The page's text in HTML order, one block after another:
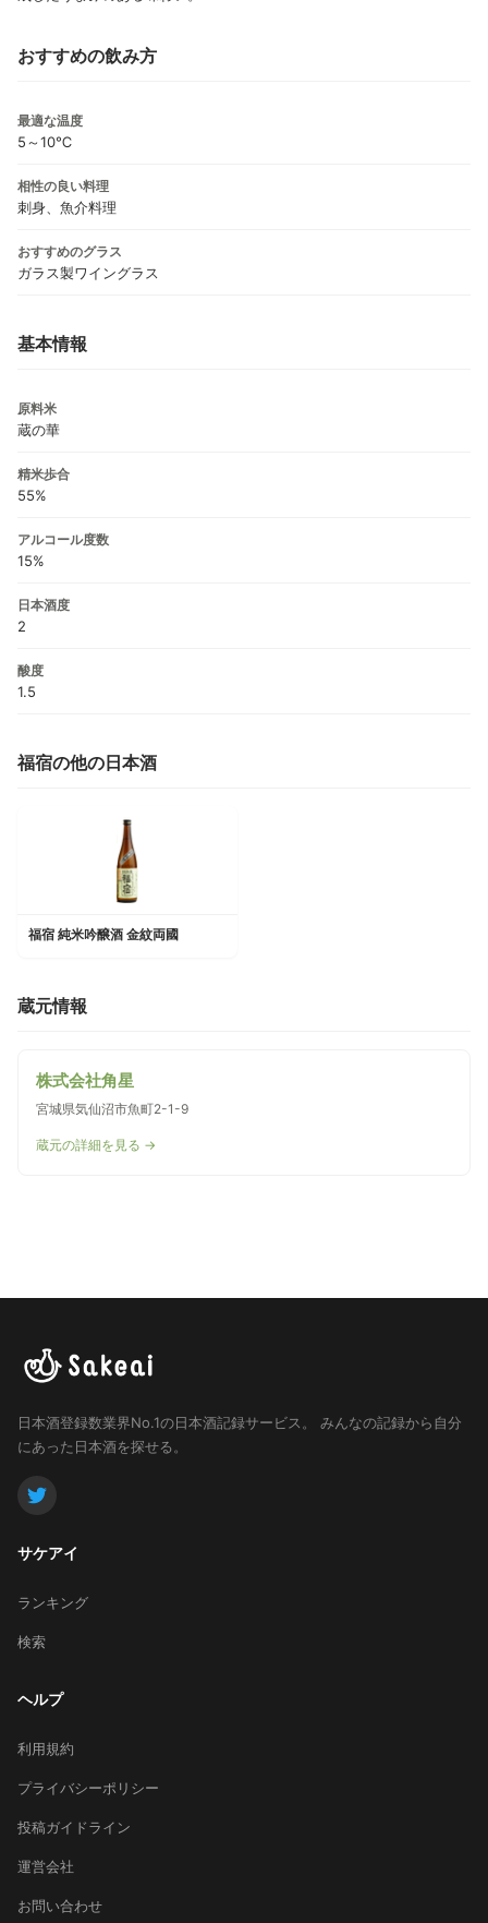
おすすめの飲み方
最適な温度
5～10℃
相性の良い料理
刺身、魚介料理
おすすめのグラス
ガラス製ワイングラス
基本情報
原料米
蔵の華
精米歩合
55%
アルコール度数
15%
日本酒度
2
酸度
1.5
福宿の他の日本酒
福宿 純米吟醸酒 金紋両國
蔵元情報
株式会社角星
宮城県気仙沼市魚町2-1-9
蔵元の詳細を見る →
日本酒登録数業界No.1の日本酒記録サービス。
みんなの記録から自分
にあった日本酒を探せる。
サケアイ
ランキング
検索
ヘルプ
利用規約
プライバシーポリシー
投稿ガイドライン
運営会社
お問い合わせ